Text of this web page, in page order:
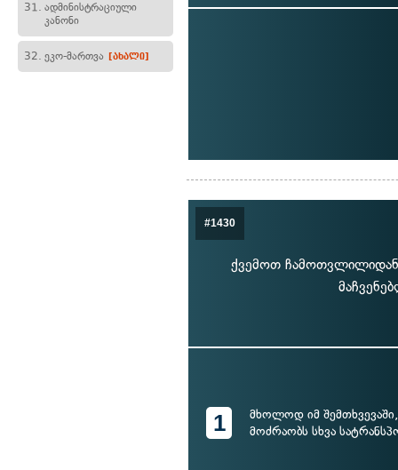
31. ადმინისტრაციული
კანონი
32. ეკო-მართვა [ახალი]
#1430
ქვემოთ
1
მხოლოდ იმ
მოძრაობს სხვა